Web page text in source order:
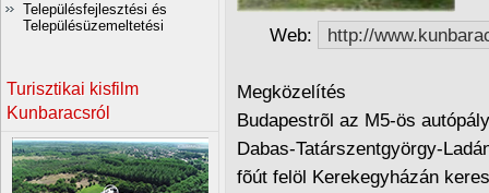
Településfejlesztési és
Településüzemeltetési
Turisztikai kisfilm
Kunbaracsról
Web:
http://
Megközelítés
Budapestrõl az M5-ös
Dabas-Tatárszentgyörgy-
fõút felöl Kerekegyházán